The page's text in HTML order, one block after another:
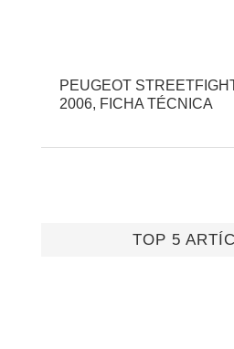
PEUGEOT
2006, FICHA TÉCNICA
TOP 5